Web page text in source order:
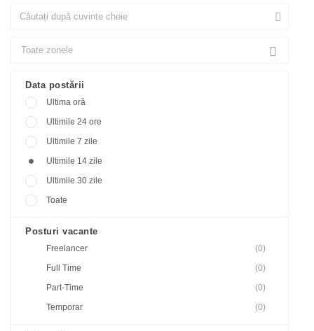
Data postării
Ultima oră
Ultimile 24 ore
Ultimile 7 zile
Ultimile 14 zile
Ultimile 30 zile
Toate
Posturi vacante
Freelancer
(0)
Full Time
(0)
Part-Time
(0)
Temporar
(0)